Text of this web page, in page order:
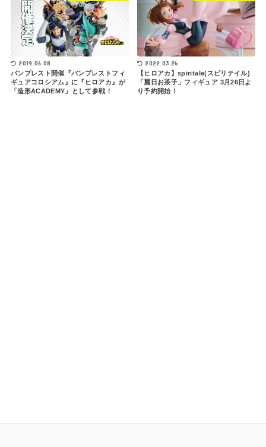
2019.06.08
バンプレスト開催『バンプレストフィ
ギュアコロシアム』に『ヒロアカ』が
「造形ACADEMY」として参戦！
2022.03.26
【ヒロアカ】spiritale(スピリテイル)
「麗日お茶子」フィギュア 3月26日よ
り予約開始！